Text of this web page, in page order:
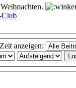
anzeigen: